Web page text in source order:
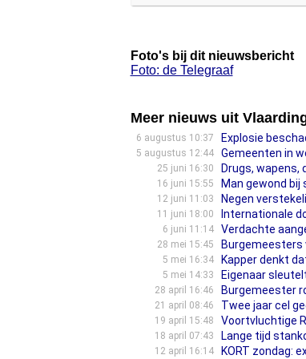
Foto's bij dit nieuwsbericht
Foto: de Telegraaf
Meer nieuws uit
6 augustus 10:37 Explosie
5 augustus 12:44 Gemeenten in
25 juni 16:30 Drugs, wapens,
16 juni 15:55 Man gewond
12 juni 11:03 Negen
11 juni 18:00 Internationale
6 juni 11:14 Verdachte
28 mei 15:45 Burgemeesters
5 mei 16:34 Kapper denkt
5 mei 14:33 Eigenaar
28 april 16:46 Burgemeester
21 april 08:46 Twee jaar cel
19 april 15:48 Voortvluchtige
18 april 07:43 Lange tijd
12 april 16:14 KORT zondag: